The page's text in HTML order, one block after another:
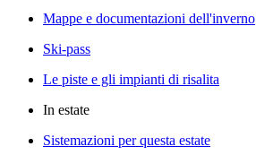
Mappe e documentazioni dell'inverno
Ski-pass
Le piste e gli impianti di risalita
In estate
Sistemazioni per questa estate